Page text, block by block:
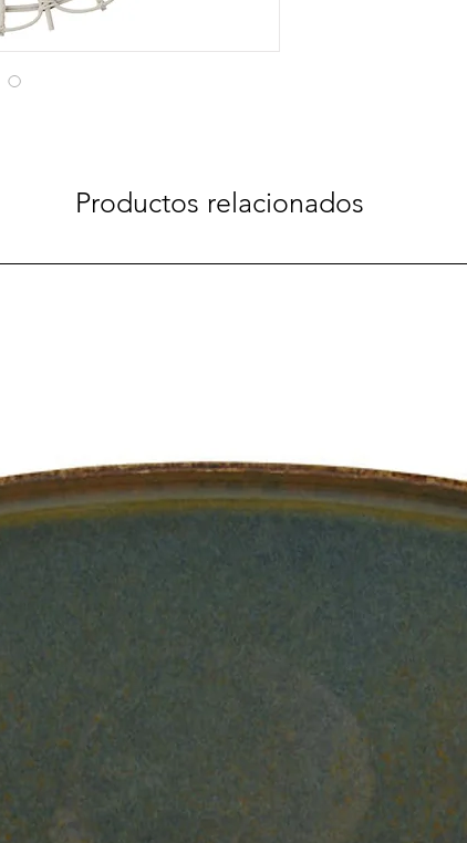
Productos relacionados